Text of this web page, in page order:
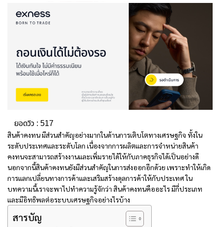
ยอดวิว : 517
สินค้าคงทน มีส่วนสำคัญอย่างมากในด้านการเติบโตทางเศรษฐกิจ ทั้งใน
ระดับประเทศและระดับโลก เนื่องจากการผลิตและการจำหน่ายสินค้า
คงทนจะสามารถสร้างงานและเพิ่มรายได้ให้กับภาคธุรกิจได้เป็นอย่างดี
นอกจากนี้สินค้าคงทนยังมีส่วนสำคัญในการส่งออกอีกด้วย เพราะทำให้เกิด
การแลกเปลี่ยนทางการค้าและเสริมสร้างดุลการค้าให้กับประเทศ ใน
บทความนี้เราจะพาไปทำความรู้จักว่า สินค้าคงทนคืออะไร มีกี่ประเภท
และมีอิทธิพลต่อระบบเศรษฐกิจอย่างไรบ้าง
สารบัญ